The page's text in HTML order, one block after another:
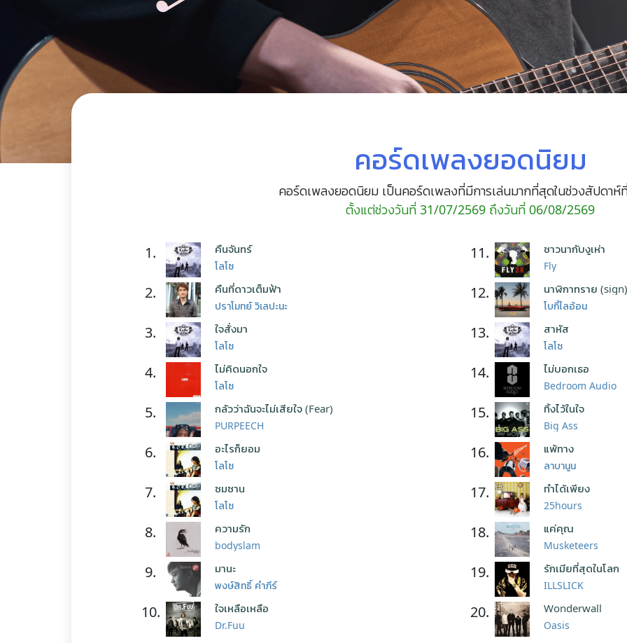
คอร์ดเพลงยอดนิยม
คอร์ดเพลงยอดนิยม เป็นคอร์ดเพลงที่มีการเล่นมากที่สุดในช่วงสัปดาห์
ตั้งแต่ช่วงวันที่ 31/07/2569 ถึงวันที่ 06/08/2569
1. คืนจันทร์
โลโซ
2. คืนที่ดาวเต็มฟ้า
ปราโมทย์ วิเลปะนะ
3. ใจสั่งมา
โลโซ
4. ไม่คิดนอกใจ
โลโซ
5. กลัวว่าฉันจะไม่เสียใจ (Fear)
PURPEECH
6. อะไรก็ยอม
โลโซ
7. ซมซาน
โลโซ
8. ความรัก
bodyslam
9. มานะ
พงษ์สิทธิ์ คำภีร์
10. ใจเหลือเหลือ
Dr.Fuu
11. ชาวนากับงูเห่า
Fly
12. นาฬิกาทราย (sign)
โบกี้ไลอ้อน
13. สาหัส
โลโซ
14. ไม่บอกเธอ
Bedroom Audio
15. ทิ้งไว้ในใจ
Big Ass
16. แพ้ทาง
ลาบานูน
17. ทำได้เพียง
25hours
18. แค่คุณ
Musketeers
19. รักเมียที่สุดในโลก
ILLSLICK
20. Wonderwall
Oasis